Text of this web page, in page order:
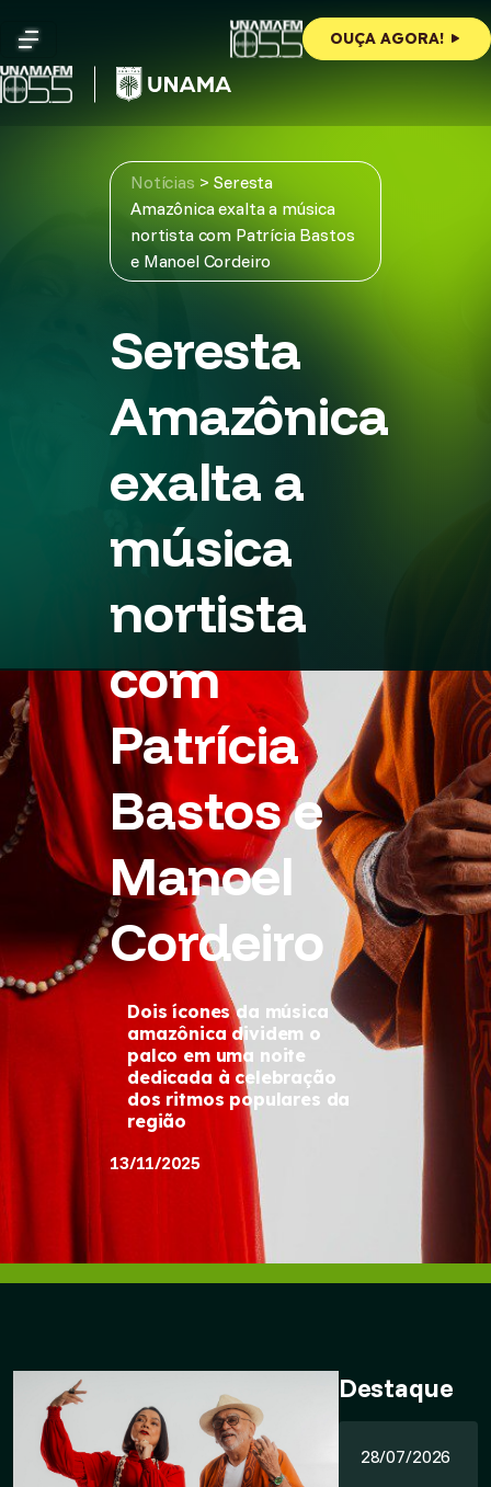
content
OUÇA AGORA!
Notícias > Seresta
Amazônica exalta a música
nortista com Patrícia Bastos
e Manoel Cordeiro
Seresta
Amazônica
exalta a
música
nortista
com
Patrícia
Bastos e
Manoel
Cordeiro
Dois ícones da música
amazônica dividem o
palco em uma noite
dedicada à celebração
dos ritmos populares da
região
13/11/2025
Destaque
28/07/2026